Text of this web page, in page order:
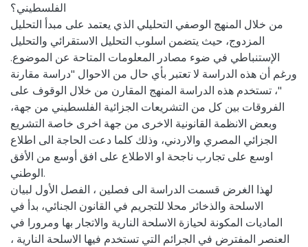
الفلسطيني؟
من خلال المنهج الوصفي التحليلي الذي يعتمد على مبدأ التحليل
المزدوج، حيث يتضمن اسلوب التحليل الاستقرائي والتحليل
الإستنباطي في ضوء مصادر المعلومات المتاحة عن الموضوع.
ورغم أن هذه الدراسة لا تعتبر بأي حال من الاحوال "دراسة مقارنة
"، تستخدم هذه الدراسة المنهج المقارن من خلال الوقوف على
الفروقات بين كل من التشريعات الجزائية الفلسطيني من جهة،
وبعض الانظمة القانونية الاخرى من جهة اخرى خاصة التشريع
الجزائي المصري والاردني، وذلك كلما دعت الحاجة الى اطلاع
اوسع على تجارب ناجحة او الاطلاع على افق أوسع من الأفق
الوطني.
لهذا الغرض قسمت الدراسة الى فصلين ، الفصل الأول لبيان
الاسلحة والذخائر محلا للتجريم في القانون الجنائي، بدأ في
الماديات المكونة لحيازة الاسلحة النارية والاتجار بها ومرورا في
العنصر المفترض في الجرائم التي تستخدم فيها الاسلحة النارية ،